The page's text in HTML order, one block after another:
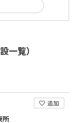
一覧）
追加
所